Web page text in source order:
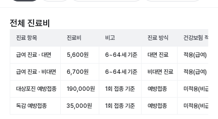
전체 진료비
진료 항목 진료비 비고 진료 방식 건강보험 적용
급여 진료 · 대면 5,600원 6~64세 기준 대면 진료 적용(급여)
급여 진료 · 비대면 6,700원 6~64세 기준 비대면 진료 적용(급여)
대상포진 예방접종 190,000원 1회 접종 기준 예방접종 미적용(비급여)
독감 예방접종 35,000원 1회 접종 기준 예방접종 미적용(비급여)